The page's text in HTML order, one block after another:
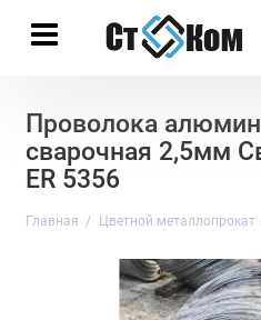
Проволока
сварочная 2,5мм
ER 5356
Главная Цветной металлопрокат